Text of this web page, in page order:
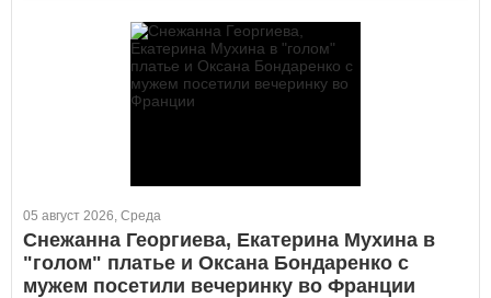
05 август 2026, Среда
Снежанна Георгиева, Екатерина Мухина в
"голом" платье и Оксана Бондаренко с
мужем посетили вечеринку во Франции